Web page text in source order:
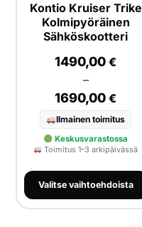
Kontio Kruiser Trike
Kolmipyöräinen
Sähköskootteri
1490,00 €
–
1690,00 €
Ilmainen toimitus
Keskusvarastossa
Toimitus 1–3 arkipäivässä
Valitse vaihtoehdoista